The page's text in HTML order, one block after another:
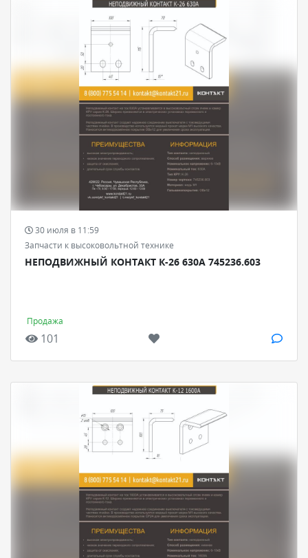
30 июля в 11:59
Запчасти к высоковольтной технике
НЕПОДВИЖНЫЙ КОНТАКТ К-26 630А 745236.603
Продажа
101